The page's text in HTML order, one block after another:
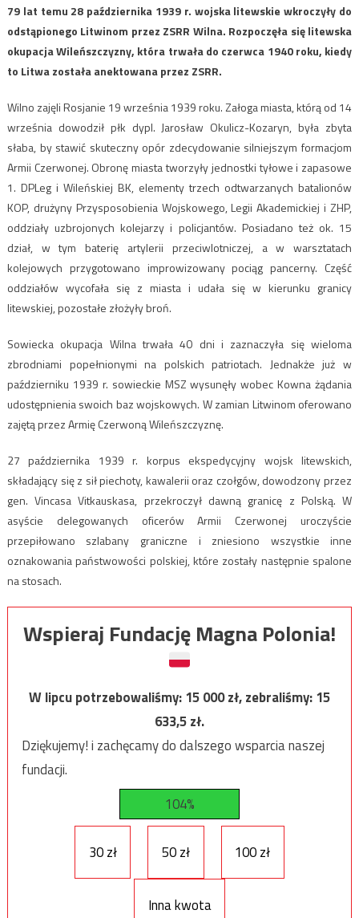
79 lat temu 28 października 1939 r. wojska litewskie wkroczyły do
odstąpionego Litwinom przez ZSRR Wilna. Rozpoczęła się litewska
okupacja Wileńszczyzny, która trwała do czerwca 1940 roku, kiedy
to Litwa została anektowana przez ZSRR.
Wilno zajęli Rosjanie 19 września 1939 roku. Załoga miasta, którą od 14
września dowodził płk dypl. Jarosław Okulicz-Kozaryn, była zbyta
słaba, by stawić skuteczny opór zdecydowanie silniejszym formacjom
Armii Czerwonej. Obronę miasta tworzyły jednostki tyłowe i zapasowe
1. DPLeg i Wileńskiej BK, elementy trzech odtwarzanych batalionów
KOP, drużyny Przysposobienia Wojskowego, Legii Akademickiej i ZHP,
oddziały uzbrojonych kolejarzy i policjantów. Posiadano też ok. 15
dział, w tym baterię artylerii przeciwlotniczej, a w warsztatach
kolejowych przygotowano improwizowany pociąg pancerny. Część
oddziałów wycofała się z miasta i udała się w kierunku granicy
litewskiej, pozostałe złożyły broń.
Sowiecka okupacja Wilna trwała 40 dni i zaznaczyła się wieloma
zbrodniami popełnionymi na polskich patriotach. Jednakże już w
październiku 1939 r. sowieckie MSZ wysunęły wobec Kowna żądania
udostępnienia swoich baz wojskowych. W zamian Litwinom oferowano
zajętą przez Armię Czerwoną Wileńszczyznę.
27 października 1939 r. korpus ekspedycyjny wojsk litewskich,
składający się z sił piechoty, kawalerii oraz czołgów, dowodzony przez
gen. Vincasa Vitkauskasa, przekroczył dawną granicę z Polską. W
asyście delegowanych oficerów Armii Czerwonej uroczyście
przepiłowano szlabany graniczne i zniesiono wszystkie inne
oznakowania państwowości polskiej, które zostały następnie spalone
na stosach.
Wspieraj Fundację Magna Polonia!
W lipcu potrzebowaliśmy:15 000zł, zebraliśmy:15
633,5zł.
Dziękujemy! i zachęcamy do dalszego wsparcia naszej
fundacji.
104%
30 zł 50 zł 100 zł
Inna kwota